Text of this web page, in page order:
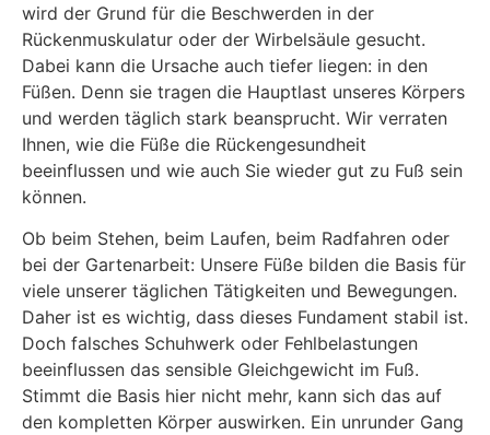
wird der Grund für die Beschwerden in der
Rückenmuskulatur oder der Wirbelsäule gesucht.
Dabei kann die Ursache auch tiefer liegen: in den
Füßen. Denn sie tragen die Hauptlast unseres Körpers
und werden täglich stark beansprucht. Wir verraten
Ihnen, wie die Füße die Rückengesundheit
beeinflussen und wie auch Sie wieder gut zu Fuß sein
können.
Ob beim Stehen, beim Laufen, beim Radfahren oder
bei der Gartenarbeit: Unsere Füße bilden die Basis für
viele unserer täglichen Tätigkeiten und Bewegungen.
Daher ist es wichtig, dass dieses Fundament stabil ist.
Doch falsches Schuhwerk oder Fehlbelastungen
beeinflussen das sensible Gleichgewicht im Fuß.
Stimmt die Basis hier nicht mehr, kann sich das auf
den kompletten Körper auswirken. Ein unrunder Gang